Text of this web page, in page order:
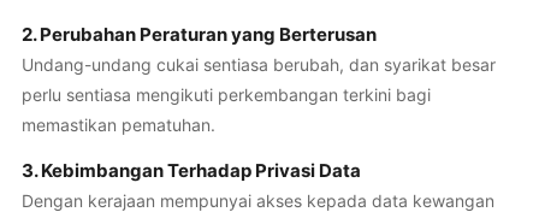
2. Perubahan Peraturan yang Berterusan
Undang-undang cukai sentiasa berubah, dan syarikat besar
perlu sentiasa mengikuti perkembangan terkini bagi
memastikan pematuhan.
3. Kebimbangan Terhadap Privasi Data
Dengan kerajaan mempunyai akses kepada data kewangan